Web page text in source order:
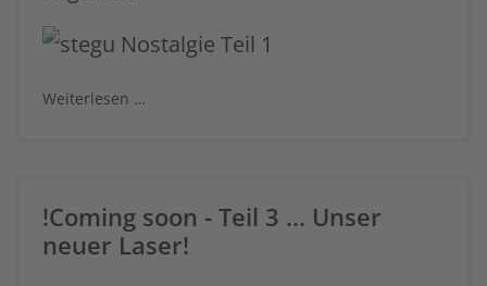
Weiterlesen …
!Coming soon - Teil 3 ... Unser
neuer Laser!